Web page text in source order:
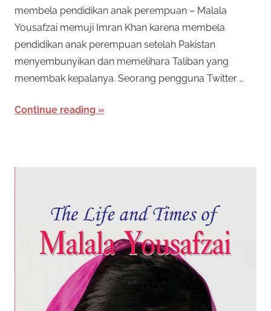
membela pendidikan anak perempuan – Malala
Yousafzai memuji Imran Khan karena membela
pendidikan anak perempuan setelah Pakistan
menyembunyikan dan memelihara Taliban yang
menembak kepalanya. Seorang pengguna Twitter …
Continue reading